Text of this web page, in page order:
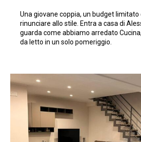
Una giovane coppia, un budget limitato
rinunciare allo stile. Entra a casa di
guarda come abbiamo arredato
da letto in un solo pomeriggio.